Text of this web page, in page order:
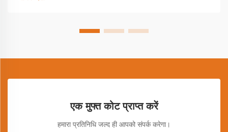
एक मुफ्त कोट प्राप्त करें
हमारा प्रतिनिधि जल्द ही आपको संपर्क करेगा।